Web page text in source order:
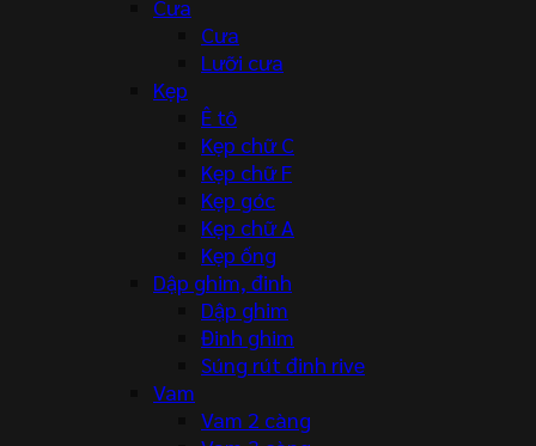
Cưa
Cưa
Lưỡi cưa
Kẹp
Ê tô
Kẹp chữ C
Kẹp chữ F
Kẹp góc
Kẹp chữ A
Kẹp ống
Dập ghim, đinh
Dập ghim
Đinh ghim
Súng rút đinh rive
Vam
Vam 2 càng